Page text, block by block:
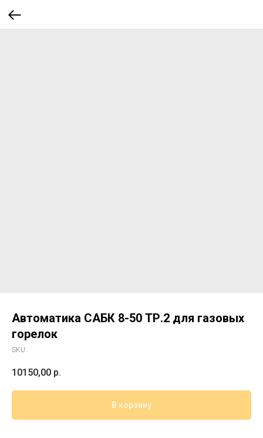
Автоматика САБК 8-50 ТР.2 для газовых
горелок
SKU:
10150,00 р.
В корзину